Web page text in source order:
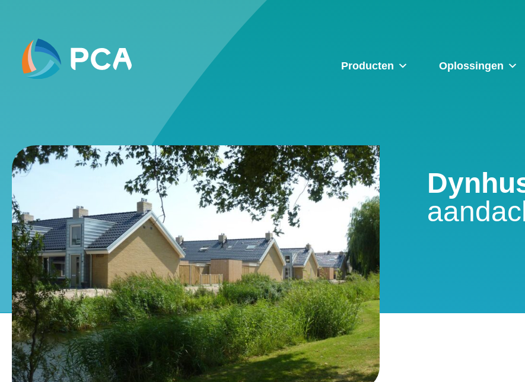
Producten Oplossingen